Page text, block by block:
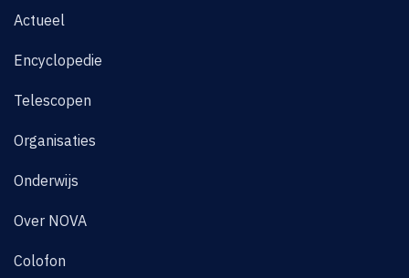
Actueel
Encyclopedie
Telescopen
Organisaties
Onderwijs
Over NOVA
Colofon